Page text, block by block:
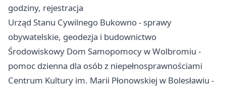
godziny, rejestracja
Urząd Stanu Cywilnego Bukowno - sprawy
obywatelskie, geodezja i budownictwo
Środowiskowy Dom Samopomocy w Wolbromiu -
pomoc dzienna dla osób z niepełnosprawnościami
Centrum Kultury im. Marii Płonowskiej w Bolesławiu -